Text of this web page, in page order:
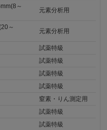
～
元素分析用
～
元素分析用
試薬特級
試薬特級
試薬特級
試薬特級
窒素・りん測定用
試薬特級
試薬特級